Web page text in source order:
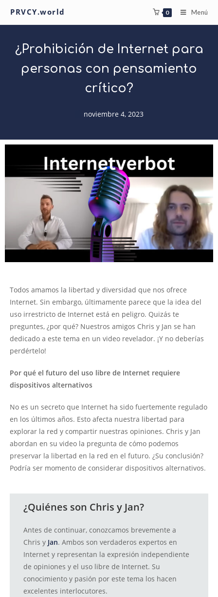
PRVCY.world 0 Menú
¿Prohibición de Internet para
personas con pensamiento
crítico?
noviembre 4, 2023
Todos amamos la libertad y diversidad que nos ofrece
Internet. Sin embargo, últimamente parece que la idea del
uso irrestricto de Internet está en peligro. Quizás te
preguntes, ¿por qué? Nuestros amigos Chris y Jan se han
dedicado a este tema en un video revelador. ¡Y no deberías
perdértelo!
Por qué el futuro del uso libre de Internet requiere
dispositivos alternativos
No es un secreto que Internet ha sido fuertemente regulado
en los últimos años. Esto afecta nuestra libertad para
explorar la red y compartir nuestras opiniones. Chris y Jan
abordan en su video la pregunta de cómo podemos
preservar la libertad en la red en el futuro. ¿Su conclusión?
Podría ser momento de considerar dispositivos alternativos.
¿Quiénes son Chris y Jan?
Antes de continuar, conozcamos brevemente a
Chris y Jan. Ambos son verdaderos expertos en
Internet y representan la expresión independiente
de opiniones y el uso libre de Internet. Su
conocimiento y pasión por este tema los hacen
excelentes interlocutores.